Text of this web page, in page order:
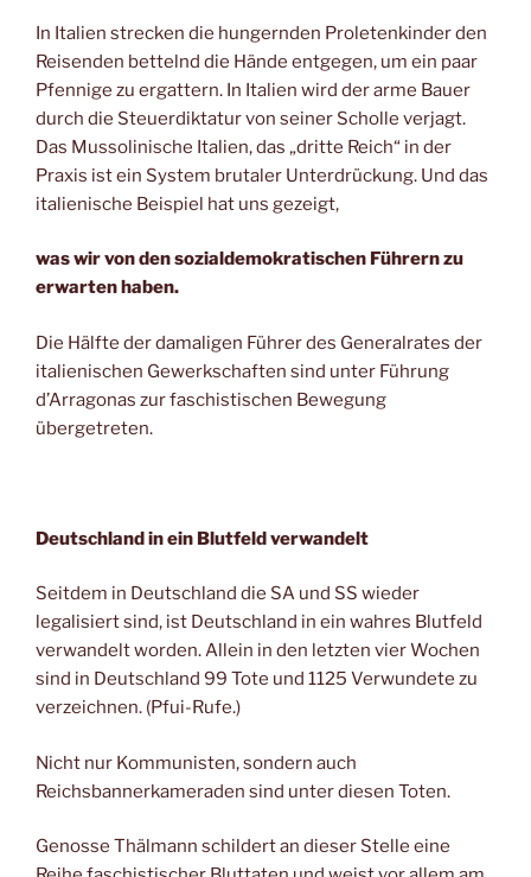
In Italien strecken die hungernden Proletenkinder den
Reisenden bettelnd die Hände entgegen, um ein paar
Pfennige zu ergattern. In Italien wird der arme Bauer
durch die Steuerdiktatur von seiner Scholle verjagt.
Das Mussolinische Italien, das „dritte Reich“ in der
Praxis ist ein System brutaler Unterdrückung. Und das
italienische Beispiel hat uns gezeigt,
was wir von den sozialdemokratischen Führern zu
erwarten haben.
Die Hälfte der damaligen Führer des Generalrates der
italienischen Gewerkschaften sind unter Führung
d’Arragonas zur faschistischen Bewegung
übergetreten.
Deutschland in ein Blutfeld verwandelt
Seitdem in Deutschland die SA und SS wieder
legalisiert sind, ist Deutschland in ein wahres Blutfeld
verwandelt worden. Allein in den letzten vier Wochen
sind in Deutschland 99 Tote und 1125 Verwundete zu
verzeichnen. (Pfui-Rufe.)
Nicht nur Kommunisten, sondern auch
Reichsbannerkameraden sind unter diesen Toten.
Genosse Thälmann schildert an dieser Stelle eine